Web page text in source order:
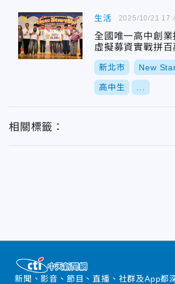
生活
全國唯一高中創
虛擬募資實戰拼百
新北市 New
高中生
2025/10/21
相關標籤：
新聞、影音、節目、直播、社群及App都